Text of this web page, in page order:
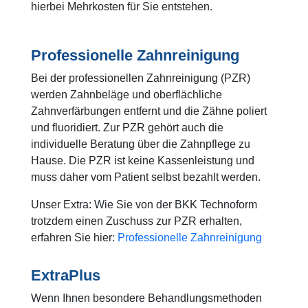
hierbei Mehrkosten für Sie entstehen.
Professionelle Zahnreinigung
Bei der professionellen Zahnreinigung (PZR)
werden Zahnbeläge und oberflächliche
Zahnverfärbungen entfernt und die Zähne poliert
und fluoridiert. Zur PZR gehört auch die
individuelle Beratung über die Zahnpflege zu
Hause. Die PZR ist keine Kassenleistung und
muss daher vom Patient selbst bezahlt werden.
Unser Extra: Wie Sie von der BKK Technoform
trotzdem einen Zuschuss zur PZR erhalten,
erfahren Sie hier: Professionelle Zahnreinigung
ExtraPlus
Wenn Ihnen besondere Behandlungsmethoden